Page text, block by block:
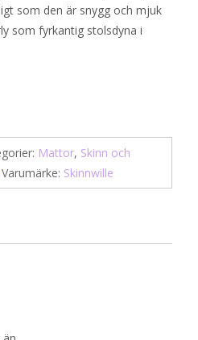
som den är snygg och mjuk
som fyrkantig stolsdyna i
Mattor, Skinn och
Varumärke: Skinnwille